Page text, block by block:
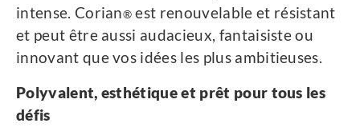
intense. Corian® est renouvelable et résistant
et peut être aussi audacieux, fantaisiste ou
innovant que vos idées les plus ambitieuses.
Polyvalent, esthétique et prêt pour tous les
défis